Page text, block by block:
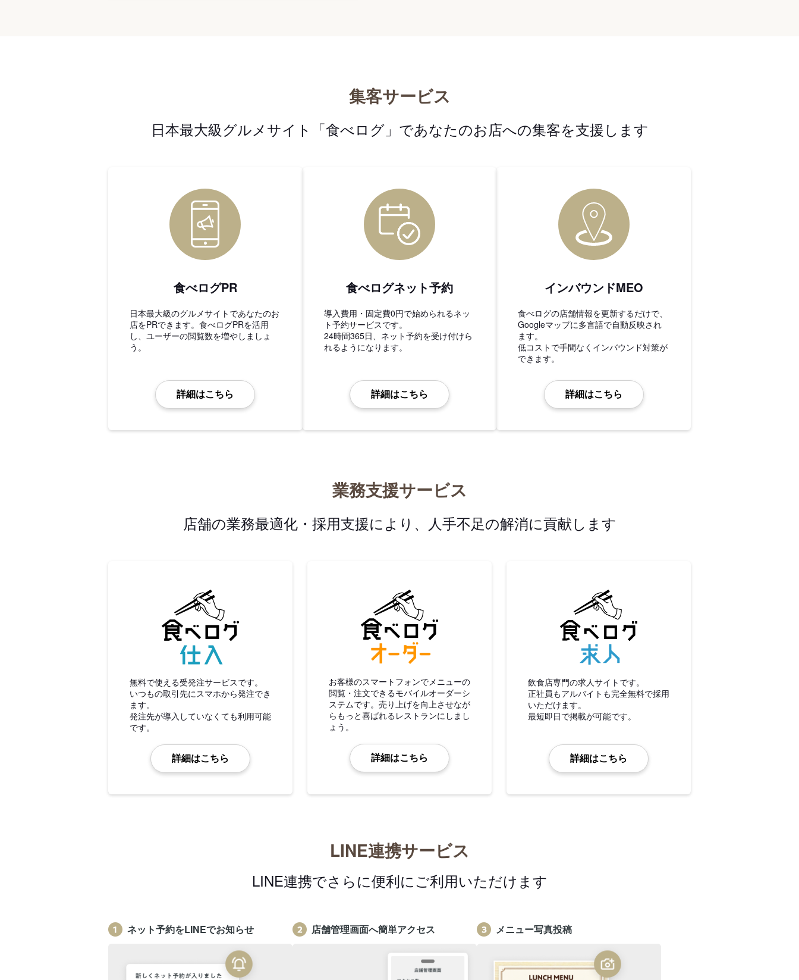
集客サービス
日本最大級グルメサイト「食べログ」であなたのお店への集客を支援します
食べログPR
日本最大級のグルメサイトであなたのお
店をPRできます。食べログPRを活用
し、ユーザーの閲覧数を増やしましょ
う。
詳細はこちら
食べログネット予約
導入費用・固定費0円で始められるネッ
ト予約サービスです。
24時間365日、ネット予約を受け付けら
れるようになります。
詳細はこちら
インバウンドMEO
食べログの店舗情報を更新するだけで、
Googleマップに多言語で自動反映され
ます。
低コストで手間なくインバウンド対策が
できます。
詳細はこちら
業務支援サービス
店舗の業務最適化・採用支援により、人手不足の解消に貢献します
無料で使える受発注サービスです。
いつもの取引先にスマホから発注でき
ます。
発注先が導入していなくても利用可能
です。
詳細はこちら
お客様のスマートフォンでメニューの
閲覧・注文できるモバイルオーダーシ
ステムです。売り上げを向上させなが
らもっと喜ばれるレストランにしまし
ょう。
詳細はこちら
飲食店専門の求人サイトです。
正社員もアルバイトも完全無料で採用
いただけます。
最短即日で掲載が可能です。
詳細はこちら
LINE連携サービス
LINE連携でさらに便利にご利用いただけます
ネット予約をLINEでお知らせ 店舗管理画面へ簡単アクセス メニュー写真投稿